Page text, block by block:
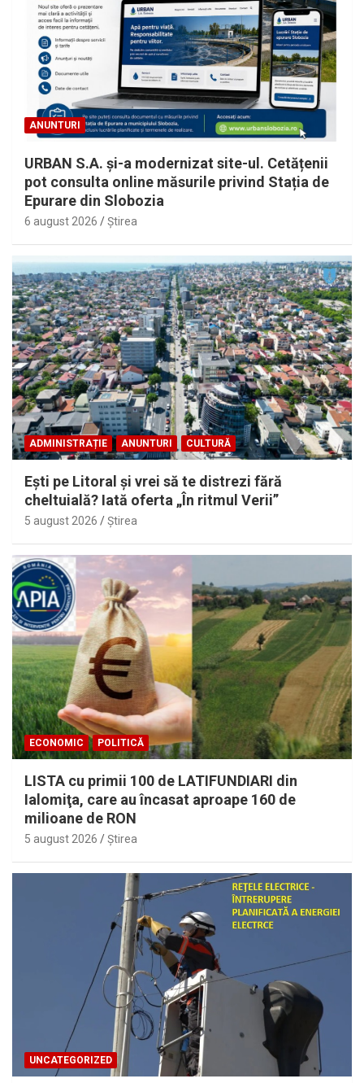
ANUNTURI
URBAN S.A. și-a modernizat site-ul. Cetățenii
pot consulta online măsurile privind Stația de
Epurare din Slobozia
6 august 2026 Ştirea
ADMINISTRAȚIE ANUNTURI CULTURĂ
Eşti pe Litoral şi vrei să te distrezi fără
cheltuială? Iată oferta „În ritmul Verii”
5 august 2026 Ştirea
ECONOMIC POLITICĂ
LISTA cu primii 100 de LATIFUNDIARI din
Ialomiţa, care au încasat aproape 160 de
milioane de RON
5 august 2026 Ştirea
UNCATEGORIZED